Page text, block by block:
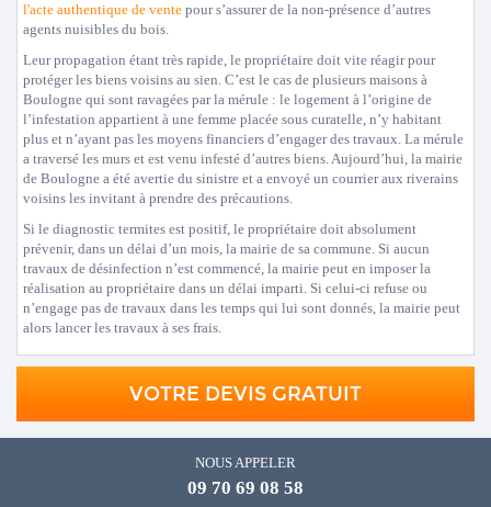
l'acte authentique de vente pour s’assurer de la non-présence d’autres
agents nuisibles du bois.
Leur propagation étant très rapide, le propriétaire doit vite réagir pour
protéger les biens voisins au sien. C’est le cas de plusieurs maisons à
Boulogne qui sont ravagées par la mérule : le logement à l’origine de
l’infestation appartient à une femme placée sous curatelle, n’y habitant
plus et n’ayant pas les moyens financiers d’engager des travaux. La mérule
a traversé les murs et est venu infesté d’autres biens. Aujourd’hui, la mairie
de Boulogne a été avertie du sinistre et a envoyé un courrier aux riverains
voisins les invitant à prendre des précautions.
Si le diagnostic termites est positif, le propriétaire doit absolument
prévenir, dans un délai d’un mois, la mairie de sa commune. Si aucun
travaux de désinfection n’est commencé, la mairie peut en imposer la
réalisation au propriétaire dans un délai imparti. Si celui-ci refuse ou
n’engage pas de travaux dans les temps qui lui sont donnés, la mairie peut
alors lancer les travaux à ses frais.
VOTRE DEVIS GRATUIT
NOUS APPELER
09 70 69 08 58